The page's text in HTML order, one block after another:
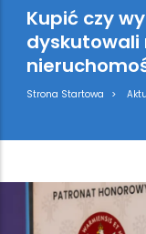
Kupić czy
dyskutowali
Strona Startowa